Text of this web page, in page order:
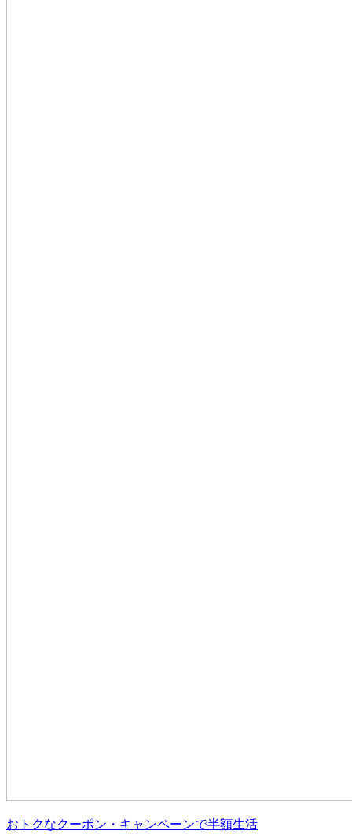
おトクなクーポン・キャンペーンで半額生活